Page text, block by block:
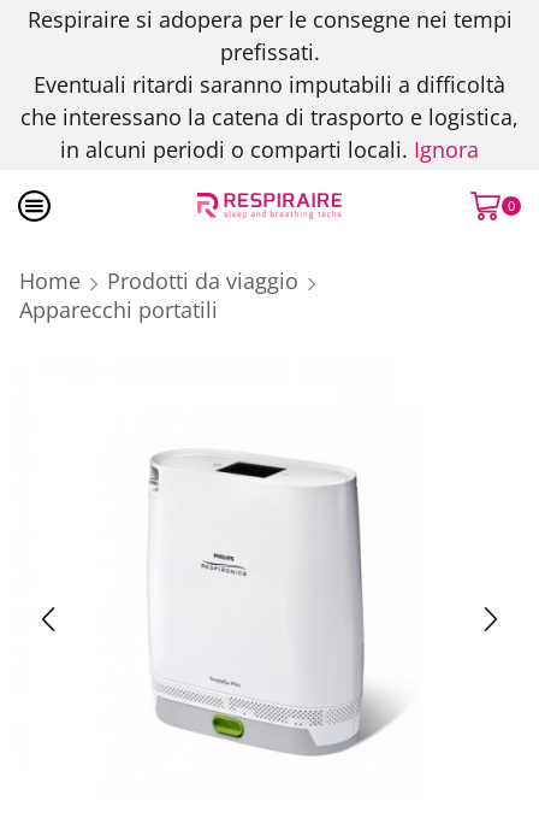
Respiraire si adopera per le consegne nei tempi
prefissati.
Eventuali ritardi saranno imputabili a difficoltà
che interessano la catena di trasporto e logistica,
in alcuni periodi o comparti locali. Ignora
0
Home
Prodotti da viaggio
Apparecchi portatili